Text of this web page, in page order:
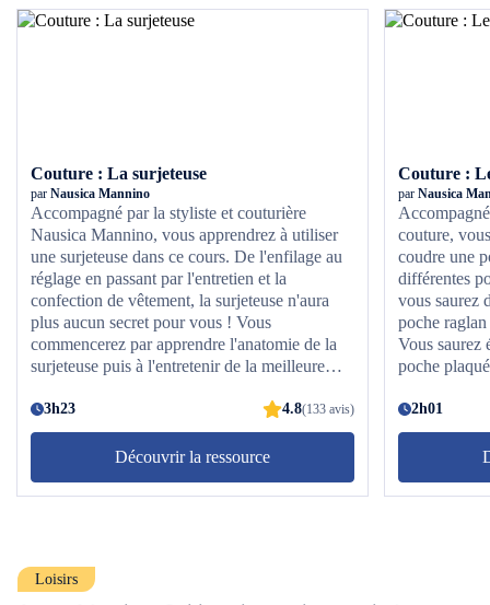
Couture : La surjeteuse
par Nausica Mannino
Accompagné par la styliste et couturière
Nausica Mannino, vous apprendrez à utiliser
une surjeteuse dans ce cours. De l'enfilage au
réglage en passant par l'entretien et la
confection de vêtement, la surjeteuse n'aura
plus aucun secret pour vous ! Vous
commencerez par apprendre l'anatomie de la
surjeteuse puis à l'entretenir de la meilleure
bases, vous découvrirez les différentes finitions
et couture à la surjeteuse en réalisant un
vêtement de A à Z d'après un patron fourni !
3h23 4.8(133 avis)
Découvrir la ressource
Couture :
par Nausica
couture,
coudre une
différentes
vous saurez
poche
Vous saurez
poche
différents
couture de
coudre des
poches à
2h01
Loisirs